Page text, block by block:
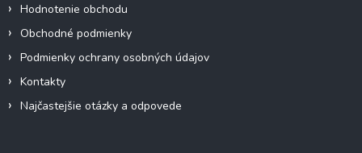
Hodnotenie obchodu
Obchodné podmienky
Podmienky ochrany osobných údajov
Kontakty
Najčastejšie otázky a odpovede